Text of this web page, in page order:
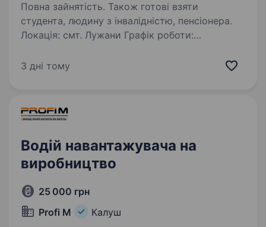
Повна зайнятість. Також готові взяти
студента, людину з інвалідністю, пенсіонера.
Локація: смт. Лужани Графік роботи:
плата: стабільна + премії Хто ми?Ми —
Запрошуємо…
3 дні тому
Водій навантажувача на
виробництво
25 000 грн
Profi M
Калуш